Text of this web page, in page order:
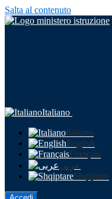
Salta al contenuto
Italiano
Italiano
English
Français
عربى
Shqiptare